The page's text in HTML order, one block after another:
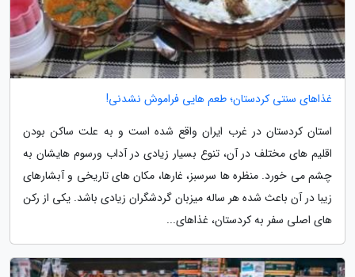
غذاهای سنتی کردستان؛ طعم هایی فراموش نشدنی!
استان کردستان در غرب ایران واقع شده است و به علت ساکن بودن
اقلیم های مختلف در آن، تنوع بسیار زیادی در آداب ورسوم هایشان به
چشم می خورد. منظره ها سرسبز، غارها، مکان های تاریخی و آبشارهای
زیبا در آن باعث شده هر ساله میزبان گردشگران زیادی باشد. یکی از رکن
های اصلی سفر به کردستان، غذاهای...